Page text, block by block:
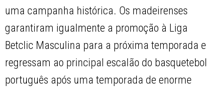
uma campanha histórica. Os madeirenses
garantiram igualmente a promoção à Liga
Betclic Masculina para a próxima temporada e
regressam ao principal escalão do basquetebol
português após uma temporada de enorme